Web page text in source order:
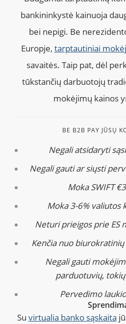
bankininkystė kainuoja
bei nepigi. Be
Europje, tarptautiniai
savaitės. Taip pat, dėl
tūkstančių darbuotojų
mokėjimų kainos
BE B2B PAY JŪSŲ
Negali atsidaryti
Negali gauti ar siųsti
Moka SWIFT
Moka 3-6% valiutos
Neturi prieigos prie ES
Kenčia nuo
Negali gauti
parduotuvių,
Pervedimo
Su virtualia banko sąskaita